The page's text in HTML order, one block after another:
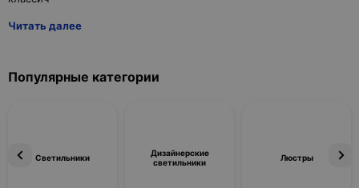
Читать далее
Популярные категории
Светильники
Дизайнерские
светильники
Люстры